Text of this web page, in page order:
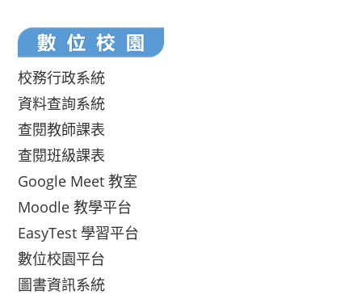
校務行政系統
資料查詢系統
查閱教師課表
查閱班級課表
Google Meet 教室
Moodle 教學平台
EasyTest 學習平台
數位校園平台
圖書資訊系統